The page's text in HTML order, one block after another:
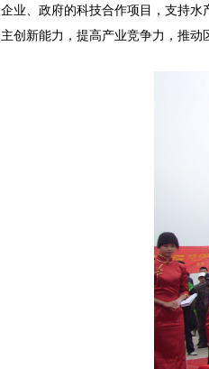
企业、政府的科技合作项目，支持
主创新能力，提高产业竞争力，推动